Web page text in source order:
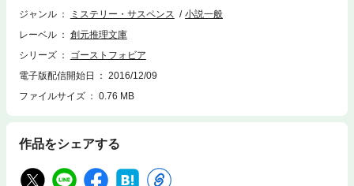
ジャンル
ミステリー・サスペンス
小説一般
レーベル
創元推理文庫
シリーズ
ゴーストフォビア
電子版配信開始日
2016/12/09
ファイルサイズ
0.76 MB
作品をシェアする